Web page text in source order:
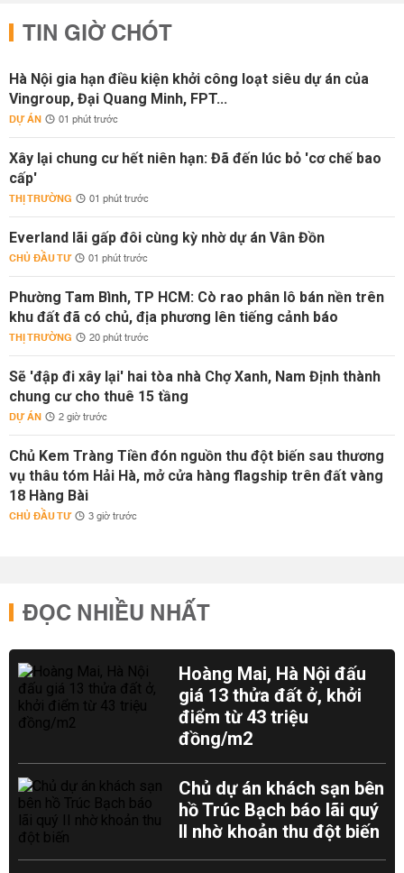
TIN GIỜ CHÓT
Hà Nội gia hạn điều kiện khởi công loạt siêu dự án của
Vingroup, Đại Quang Minh, FPT...
DỰ ÁN 01 phút trước
Xây lại chung cư hết niên hạn: Đã đến lúc bỏ 'cơ chế bao
cấp'
THỊ TRƯỜNG 01 phút trước
Everland lãi gấp đôi cùng kỳ nhờ dự án Vân Đồn
CHỦ ĐẦU TƯ 01 phút trước
Phường Tam Bình, TP HCM: Cò rao phân lô bán nền trên
khu đất đã có chủ, địa phương lên tiếng cảnh báo
THỊ TRƯỜNG 20 phút trước
Sẽ 'đập đi xây lại' hai tòa nhà Chợ Xanh, Nam Định thành
chung cư cho thuê 15 tầng
DỰ ÁN 2 giờ trước
Chủ Kem Tràng Tiền đón nguồn thu đột biến sau thương
vụ thâu tóm Hải Hà, mở cửa hàng flagship trên đất vàng
18 Hàng Bài
CHỦ ĐẦU TƯ 3 giờ trước
ĐỌC NHIỀU NHẤT
Hoàng Mai, Hà Nội đấu
giá 13 thửa đất ở, khởi
điểm từ 43 triệu
đồng/m2
Chủ dự án khách sạn bên
hồ Trúc Bạch báo lãi quý
II nhờ khoản thu đột biến